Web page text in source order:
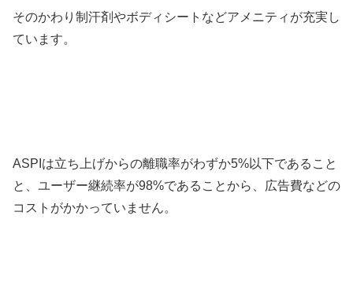
そのかわり制汗剤やボディシートなどアメニティが充実し
ています。
ASPIは立ち上げからの離職率がわずか5%以下であること
と、ユーザー継続率が98%であることから、広告費などの
コストがかかっていません。